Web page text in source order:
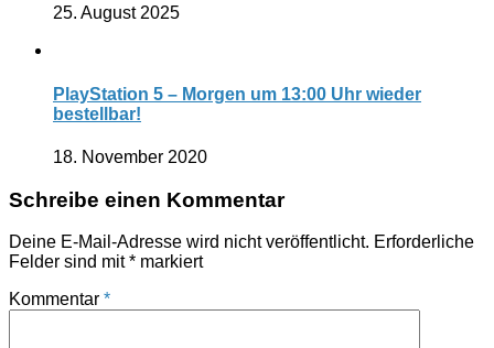
25. August 2025
PlayStation 5 – Morgen um 13:00 Uhr wieder
bestellbar!
18. November 2020
Schreibe einen Kommentar
Deine E-Mail-Adresse wird nicht veröffentlicht. Erforderliche
Felder sind mit* markiert
Kommentar *